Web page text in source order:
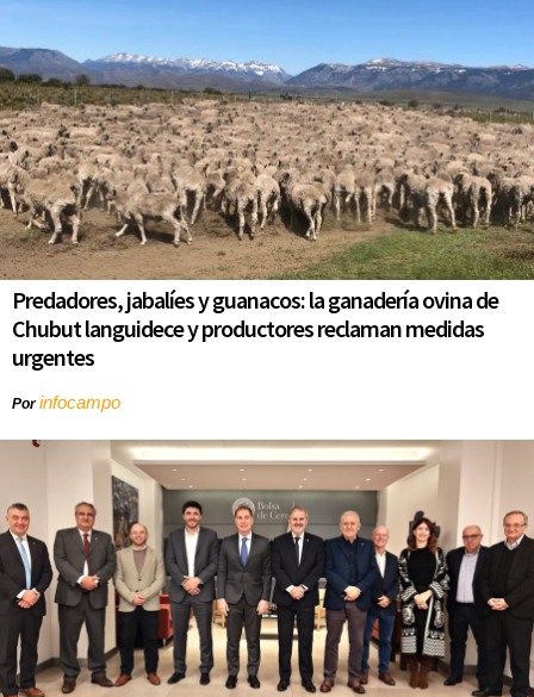
Predadores, jabalíes y guanacos: la ganadería ovina de
Chubut languidece y productores reclaman medidas
urgentes
Porinfocampo